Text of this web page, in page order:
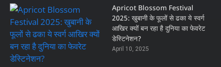
Apricot Blossom Festival
2025: खुबानी के फूलों से ढका ये स्वर्ग
आखिर क्यों बन रहा है दुनिया का फेवरेट
डेस्टिनेशन?
April 10, 2025